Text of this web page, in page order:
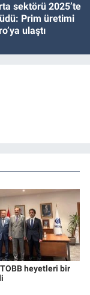
sektörü 2025’te
Prim üretimi
ulaştı
TOBB heyetleri bir